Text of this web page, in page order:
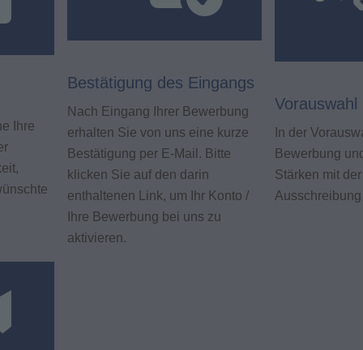
Ihre
Bestätigung des Eingangs
Nach Eingang Ihrer Bewerbung
erhalten Sie von uns eine kurze
Bestätigung per E-Mail. Bitte
klicken Sie auf den darin
enthaltenen Link, um Ihr Konto /
Ihre Bewerbung bei uns zu
aktivieren.
Vorauswahl
In der
Bewerbung
Stärken mit